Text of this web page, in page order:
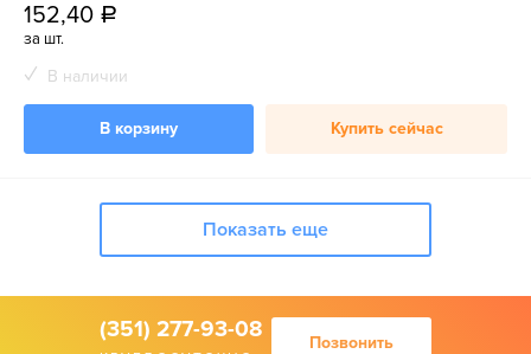
152,40 a
за шт.
В наличии
В корзину Купить сейчас
Показать еще
(351) 277-93-08 Позвонить